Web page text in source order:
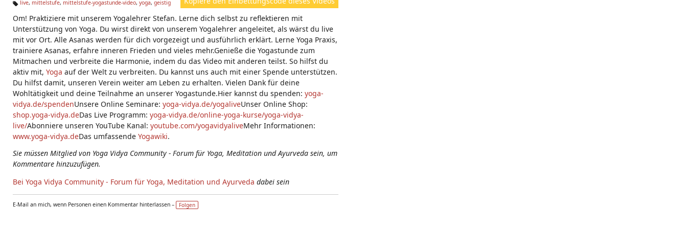
e
g
s:
live, mittelstufe, mittelstufe-yogastunde-video, yoga, geistig
Om! Praktiziere mit unserem Yogalehrer Stefan. Lerne dich selbst zu reflektieren mit
Unterstützung von Yoga. Du wirst direkt von unserem Yogalehrer angeleitet, als wärst du live
mit vor Ort. Alle Asanas werden für dich vorgezeigt und ausführlich erklärt. Lerne Yoga Praxis,
trainiere Asanas, erfahre inneren Frieden und vieles mehr.Genieße die Yogastunde zum
Mitmachen und verbreite die Harmonie, indem du das Video mit anderen teilst. So hilfst du
aktiv mit, Yoga auf der Welt zu verbreiten. Du kannst uns auch mit einer Spende unterstützen.
Du hilfst damit, unseren Verein weiter am Leben zu erhalten. Vielen Dank für deine
Wohltätigkeit und deine Teilnahme an unserer Yogastunde.Hier kannst du spenden: yoga-
vidya.de/spendenUnsere Online Seminare: yoga-vidya.de/yogaliveUnser Online Shop:
shop.yoga-vidya.deDas Live Programm: yoga-vidya.de/online-yoga-kurse/yoga-vidya-
live/Abonniere unseren YouTube Kanal: youtube.com/yogavidyaliveMehr Informationen:
www.yoga-vidya.deDas umfassende Yogawiki.
Sie müssen Mitglied von Yoga Vidya Community - Forum für Yoga, Meditation und Ayurveda sein, um
Kommentare hinzuzufügen.
Bei Yoga Vidya Community - Forum für Yoga, Meditation und Ayurveda dabei sein
E-Mail an mich, wenn Personen einen Kommentar hinterlassen – Folgen